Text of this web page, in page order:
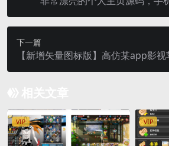
下一篇
【新增矢量图标版】高仿某app影视
色大气影视模板
VIP VIP